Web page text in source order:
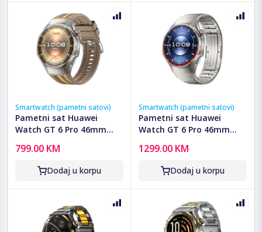
Smartwatch (pametni satovi)
Pametni sat Huawei
Watch GT 6 Pro 46mm
799.00 KM
Dodaj u korpu
Smartwatch (pametni satovi)
Pametni sat Huawei
Watch GT 6 Pro 46mm
1299.00 KM
Dodaj u korpu